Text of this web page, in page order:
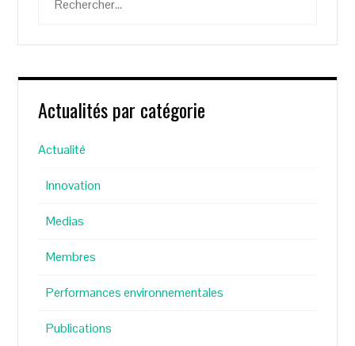
Actualités par catégorie
Actualité
Innovation
Medias
Membres
Performances environnementales
Publications